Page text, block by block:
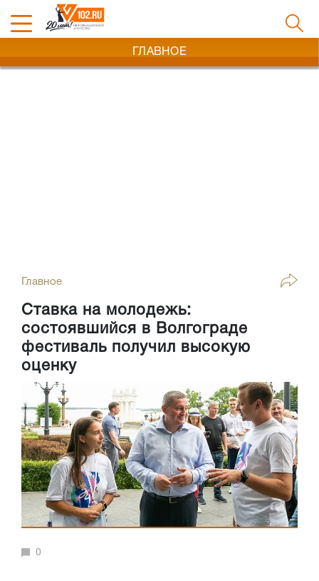
ГЛАВНОЕ
Главное
Ставка на молодежь:
состоявшийся в Волгограде
фестиваль получил высокую
оценку
0